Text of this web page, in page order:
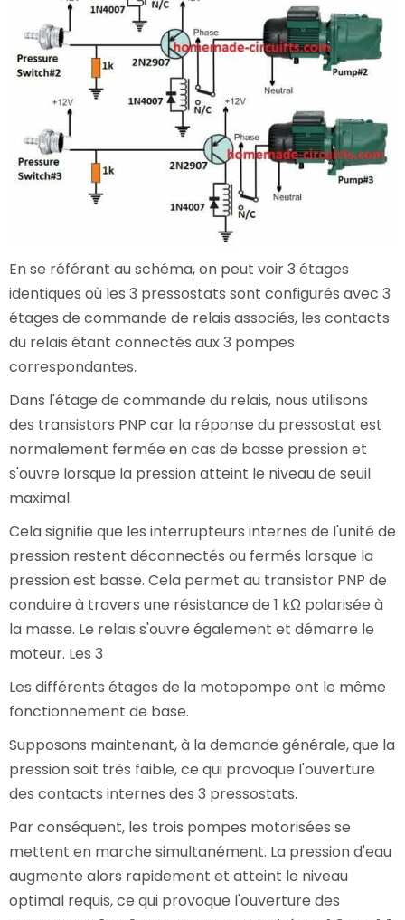
En se référant au schéma, on peut voir 3 étages
identiques où les 3 pressostats sont configurés avec 3
étages de commande de relais associés, les contacts
du relais étant connectés aux 3 pompes
correspondantes.
Dans l'étage de commande du relais, nous utilisons
des transistors PNP car la réponse du pressostat est
normalement fermée en cas de basse pression et
s'ouvre lorsque la pression atteint le niveau de seuil
maximal.
Cela signifie que les interrupteurs internes de l'unité de
pression restent déconnectés ou fermés lorsque la
pression est basse. Cela permet au transistor PNP de
conduire à travers une résistance de 1 kΩ polarisée à
la masse. Le relais s'ouvre également et démarre le
moteur. Les 3
Les différents étages de la motopompe ont le même
fonctionnement de base.
Supposons maintenant, à la demande générale, que la
pression soit très faible, ce qui provoque l'ouverture
des contacts internes des 3 pressostats.
Par conséquent, les trois pompes motorisées se
mettent en marche simultanément. La pression d'eau
augmente alors rapidement et atteint le niveau
optimal requis, ce qui provoque l'ouverture des